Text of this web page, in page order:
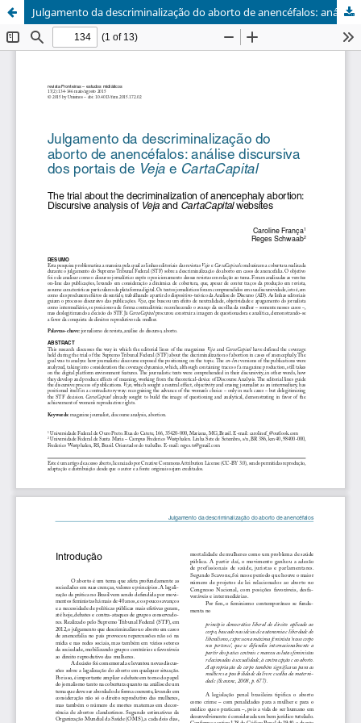
Julgamento da descriminalização do aborto de anencéfalos: análise discursiva dos portais de <i>Veja</i> e <i>CartaCapital</i>